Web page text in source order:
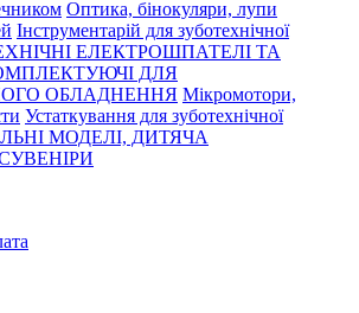
Оптика, бінокуляри, лупи
Інструментарій для зуботехнічної
ЕЛЕКТРОШПАТЕЛІ ТА
ДЛЯ
ОБЛАДНЕННЯ Мікромотори,
Устаткування для зуботехнічної
МОДЕЛІ, ДИТЯЧА